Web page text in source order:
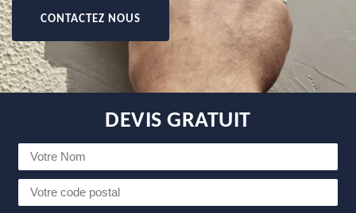
CONTACTEZ NOUS
DEVIS GRATUIT